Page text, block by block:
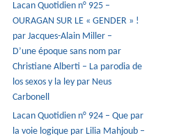
Lacan Quotidien n° 925 –
OURAGAN SUR LE « GENDER » !
par Jacques-Alain Miller –
D’une époque sans nom par
Christiane Alberti – La parodia de
los sexos y la ley par Neus
Carbonell
Lacan Quotidien n° 924 – Que par
la voie logique par Lilia Mahjoub –